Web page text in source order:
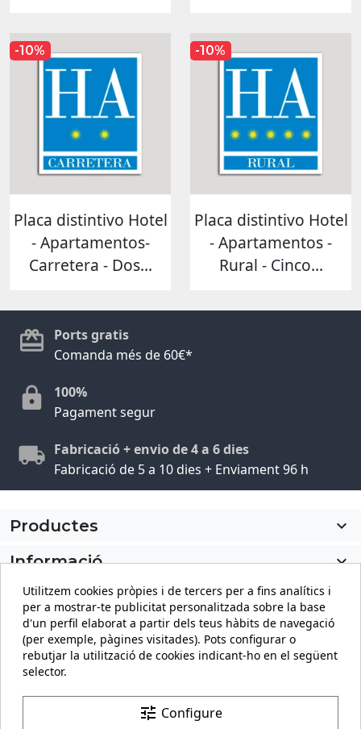
Placa distintivo Hotel
- Apartamentos-
Carretera - Dos...
-10%
Placa distintivo Hotel
- Apartamentos -
Rural - Cinco...
-10%
Ports gratis
Comanda més de 60€*
100%
Pagament segur
Fabricació + envio de 4 a 6 dies
Fabricació de 5 a 10 dies + Enviament 96 h
Productes

Informació

El meu compte
Informació sobre la botiga
keyboard_arrow_down
Utilitzem cookies pròpies i de tercers per a fins analítics i
per a mostrar-te publicitat personalitzada sobre la base
d'un perfil elaborat a partir dels teus hàbits de navegació
(per exemple, pàgines visitades). Pots configurar o
rebutjar la utilització de cookies indicant-ho en el següent
selector.
tune Configure